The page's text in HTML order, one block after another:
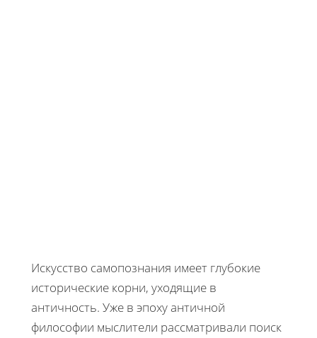
Искусство самопознания имеет глубокие
исторические корни, уходящие в
античность. Уже в эпоху античной
философии мыслители рассматривали поиск